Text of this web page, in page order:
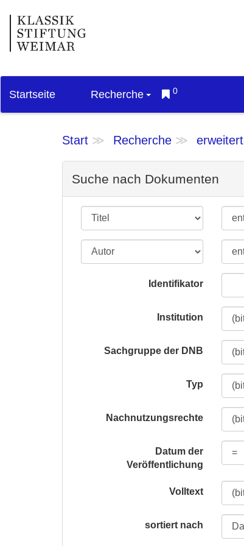
Startseite Recherche 0
Start Recherche erweitert
Suche nach Dokumenten
Identifikator
Institution
Sachgruppe der DNB
Typ
Nachnutzungsrechte
Datum der
Veröffentlichung
Volltext
sortiert nach